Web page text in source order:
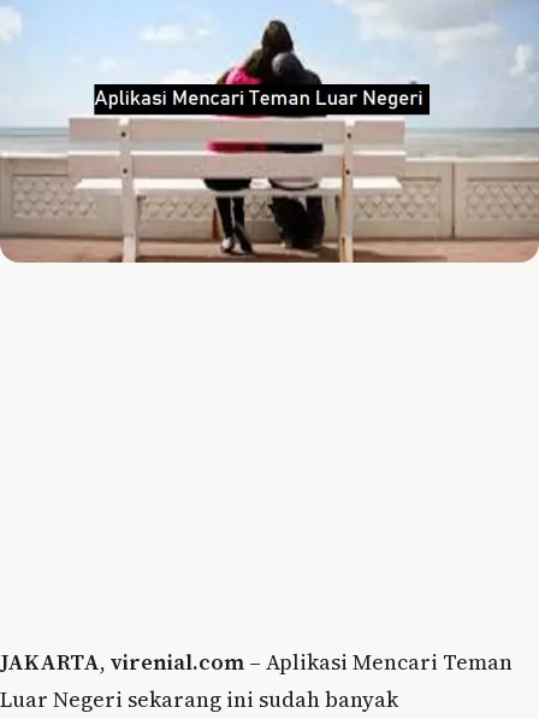
JAKARTA, virenial.com – Aplikasi Mencari Teman
Luar Negeri sekarang ini sudah banyak